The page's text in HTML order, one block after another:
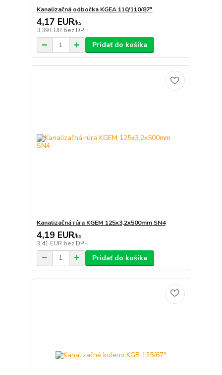
Kanalizačná odbočka KGEA 110/110/87°
4,17 EUR/ks
3,39 EUR bez DPH
Pridať do košíka
Kanalizačná rúra KGEM 125x3,2x500mm SN4
4,19 EUR/ks
3,41 EUR bez DPH
Pridať do košíka